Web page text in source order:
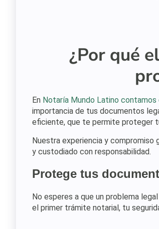
¿Por qué
En Notaría Mundo Latino
importancia de tus documentos
eficiente, que te permite proteger
Nuestra experiencia y compromiso
y custodiado con responsabilidad.
Protege tus
No esperes a que un problema
el primer trámite notarial, tu